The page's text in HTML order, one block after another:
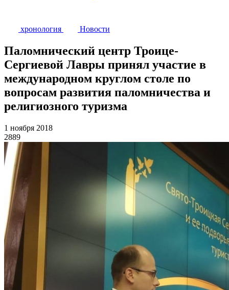
хронология Новости
Паломнический центр Троице-
Сергиевой Лавры принял участие в
международном круглом столе по
вопросам развития паломничества и
религиозного туризма
1 ноября 2018
2889